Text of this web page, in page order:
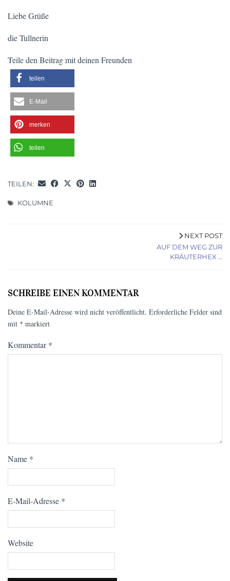
Liebe Grüße
die Tullnerin
Teile den Beitrag mit deinen Freunden
teilen
E-Mail
merken
teilen
TEILEN:
KOLUMNE
NEXT POST
AUF DEM WEG ZUR
KRÄUTERHEX …
SCHREIBE EINEN KOMMENTAR
Deine E-Mail-Adresse wird nicht veröffentlicht. Erforderliche Felder sind
mit * markiert
Kommentar*
Name *
E-Mail-Adresse *
Website